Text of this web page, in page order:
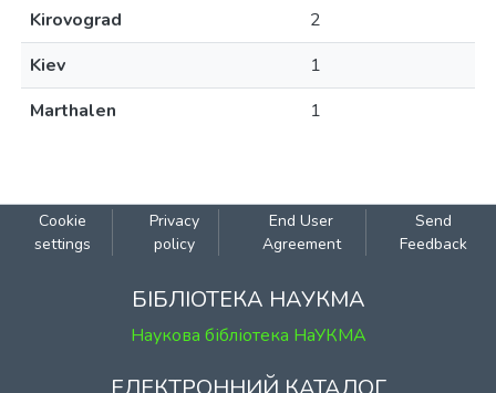
Kirovograd
2
Kiev
1
Marthalen
1
Cookie
settings
Privacy
policy
End User
Agreement
Send
Feedback
БІБЛІОТЕКА НАУКМА
Наукова бібліотека НаУКМА